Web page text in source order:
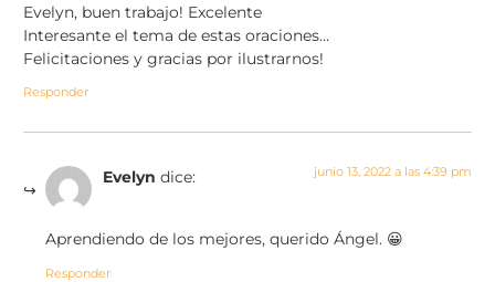
Evelyn, buen trabajo! Excelente
Interesante el tema de estas oraciones…
Felicitaciones y gracias por ilustrarnos!
Responder
Evelyn dice: junio 13, 2022 a las 4:39 pm
Aprendiendo de los mejores, querido Ángel. 😀
Responder